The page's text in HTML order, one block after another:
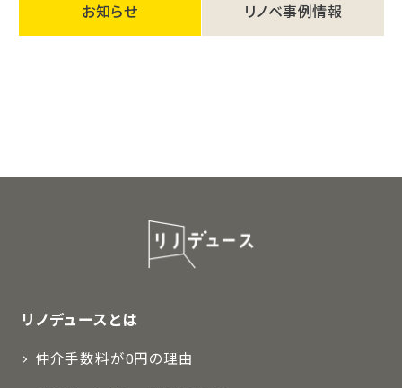
お知らせ リノベ事例情報
リノデュースとは
仲介手数料が0円の理由